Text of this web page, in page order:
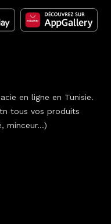
en ligne en Tunisie.
tous vos produits
minceur...)